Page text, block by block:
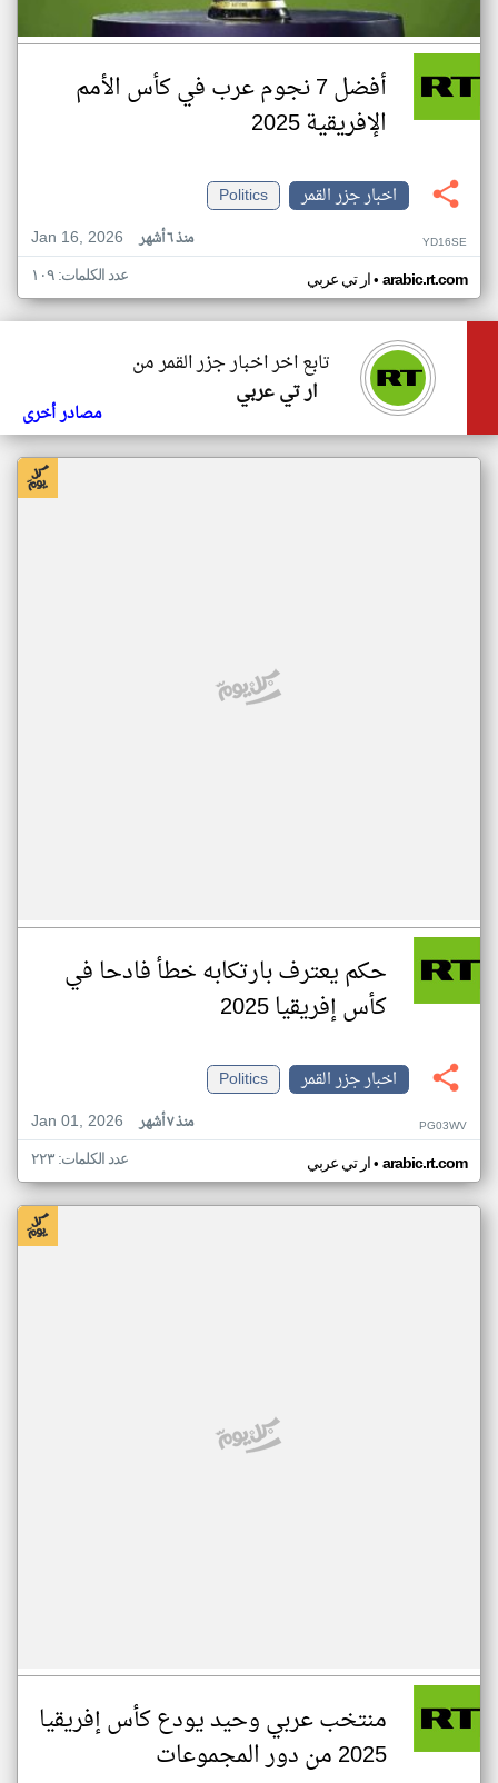
أفضل 7 نجوم عرب في كأس الأمم
الإفريقية 2025
اخبار جزر القمر
Politics
Jan 16, 2026
منذ ٦ أشهر YD16SE
ار تي عربي• arabic.rt.com عدد الكلمات: ١٠٩
تابع اخر اخبار جزر القمر من
ار تي عربي
مصادر أخرى
حكم يعترف بارتكابه خطأ فادحا في
كأس إفريقيا 2025
اخبار جزر القمر
Politics
Jan 01, 2026
منذ ٧ أشهر PG03WV
ار تي عربي• arabic.rt.com عدد الكلمات: ٢٢٣
منتخب عربي وحيد يودع كأس إفريقيا
2025 من دور المجموعات